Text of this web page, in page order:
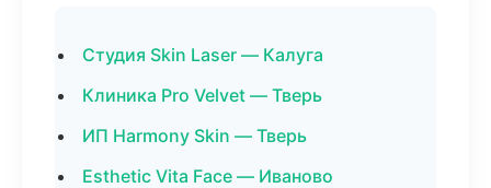
Студия Skin Laser — Калуга
Клиника Pro Velvet — Тверь
ИП Harmony Skin — Тверь
Esthetic Vita Face — Иваново